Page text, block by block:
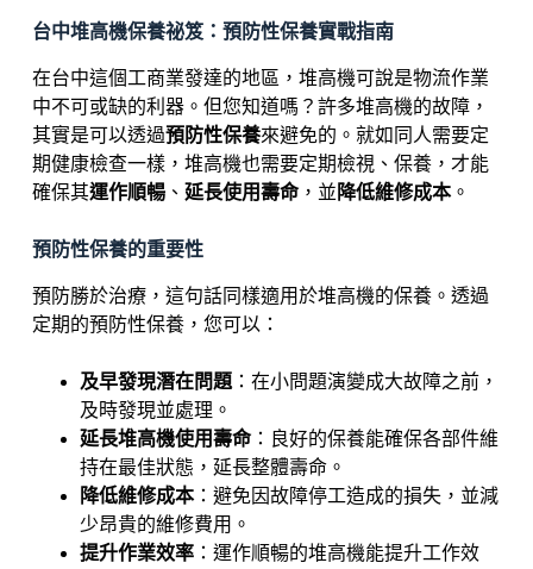
台中堆高機保養祕笈：預防性保養實戰指南
在台中這個工商業發達的地區，堆高機可說是物流作業
中不可或缺的利器。但您知道嗎？許多堆高機的故障，
其實是可以透過預防性保養來避免的。就如同人需要定
期健康檢查一樣，堆高機也需要定期檢視、保養，才能
確保其運作順暢、 延長使用壽命，並 降低維修成本。
預防性保養的重要性
預防勝於治療，這句話同樣適用於堆高機的保養。透過
定期的預防性保養，您可以：
及早發現潛在問題：在小問題演變成大故障之前，
及時發現並處理。
延長堆高機使用壽命：良好的保養能確保各部件維
持在最佳狀態，延長整體壽命。
降低維修成本：避免因故障停工造成的損失，並減
少昂貴的維修費用。
提升作業效率：運作順暢的堆高機能提升工作效